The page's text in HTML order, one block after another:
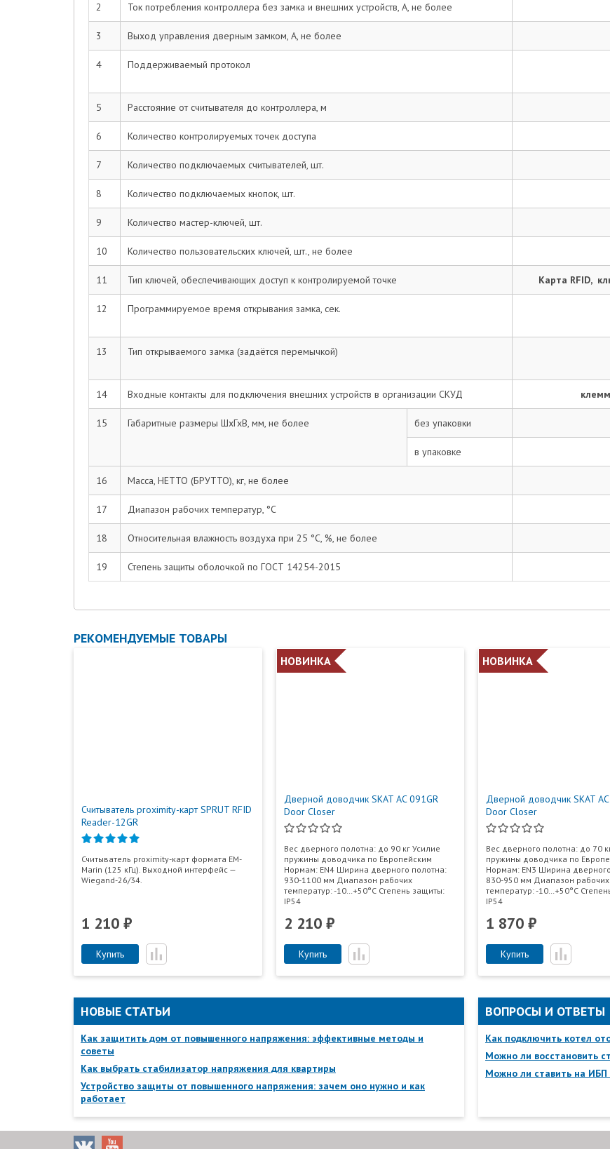
2 Ток потребления контроллера без замка и внешних устройств, А, не более
3 Выход управления дверным замком, А, не более
4 Поддерживаемый протокол
5 Расстояние от считывателя до контроллера, м
6 Количество контролируемых точек доступа
7 Количество подключаемых считывателей, шт.
8 Количество подключаемых кнопок, шт.
9 Количество мастер-ключей, шт.
10 Количество пользовательских ключей, шт., не более
11 Тип ключей, обеспечивающих доступ к контролируемой точке Карта RFID,
12 Программируемое время открывания замка, сек.
13 Тип открываемого замка (задаётся перемычкой)
14 Входные контакты для подключения внешних устройств в организации СКУД
15 Габаритные размеры ШхГхВ, мм, не более без упаковки
в упаковке
16 Масса, НЕТТО (БРУТТО), кг, не более
17 Диапазон рабочих температур, °С
18 Относительная влажность воздуха при 25 °С, %, не более
19 Степень защиты оболочкой по ГОСТ 14254-2015
РЕКОМЕНДУЕМЫЕ ТОВАРЫ
Считыватель proximity-карт SPRUT RFID
Reader-12GR
Считыватель proximity-карт формата EM-
Marin (125 кГц). Выходной интерфейс —
Wiegand-26/34.
1 210 ₽
Купить
НОВИНКА
Дверной доводчик SKAT AC 091GR
Door Closer
Вес дверного полотна: до 90 кг Усилие
пружины доводчика по Европейским
Нормам: EN4 Ширина дверного полотна:
930-1100 мм Диапазон рабочих
температур: -10…+50°С Степень защиты:
IP54
2 210 ₽
Купить
НОВИНКА
Дверной доводчик SKAT
Door Closer
Вес дверного полотна: до 70
пружины доводчика по
Нормам: EN3 Ширина
830-950 мм Диапазон рабочих
температур: -10…+50°С
IP54
1 870 ₽
Купить
Ваше имя:*
пользователям. На вашу электронную почту будут приходить
Согласен на обработку персональных
Отправить отзыв
НОВЫЕ СТАТЬИ
Как защитить дом от повышенного напряжения: эффективные методы и
советы
Как выбрать стабилизатор напряжения для квартиры
Устройство защиты от повышенного напряжения: зачем оно нужно и как
работает
ВОПРОСЫ И ОТВЕТЫ
Как подключить котел
Можно ли восстановить
Можно ли ставить на ИБП